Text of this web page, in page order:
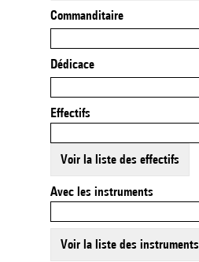
Commanditaire
Dédicace
Effectifs
Voir la liste des effectifs
Avec les instruments
Voir la liste des instruments